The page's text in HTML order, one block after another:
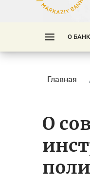
О
Главная
О